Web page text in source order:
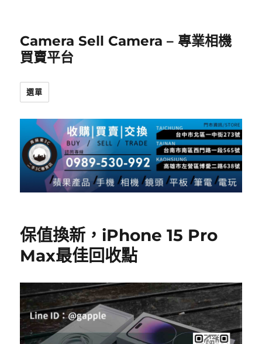
Camera Sell Camera – 專業相機
買賣平台
選單
保值換新，iPhone 15 Pro
Max最佳回收點